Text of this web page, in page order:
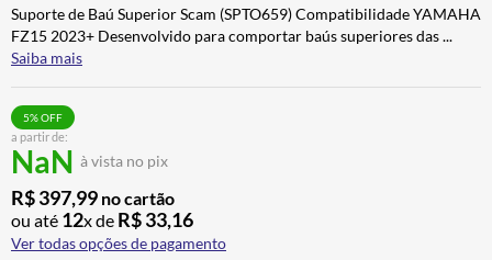
Suporte de Baú Superior Scam (SPTO659) Compatibilidade YAMAHA
FZ15 2023+ Desenvolvido para comportar baús superiores das...
Saiba mais
a partir de:
NaN à vista no pix
5% OFF
R$397,99 no cartão
ou até 12x de R$33,16
Ver todas opções de pagamento
7º ALPINESTAR
8º AIROH
9º CALÇA
10º